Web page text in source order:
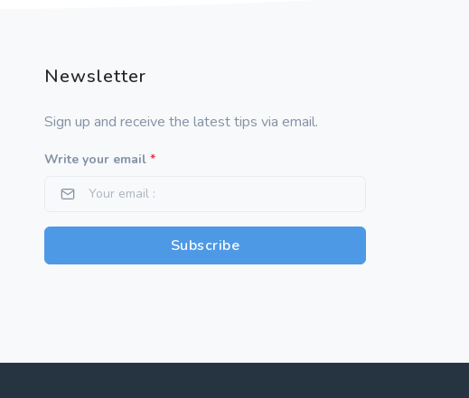
Newsletter
Sign up and receive the latest tips via email.
Write your email *